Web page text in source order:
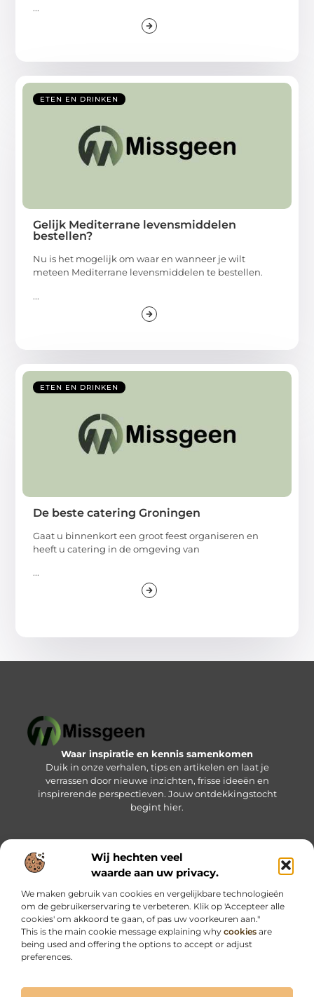
Wij hechten veel
waarde aan uw privacy.
We maken gebruik van cookies en vergelijkbare technologieën
om de gebruikerservaring te verbeteren. Klik op 'Accepteer alle
cookies' om akkoord te gaan, of pas uw voorkeuren aan."
This is the main cookie message explaining why cookies are
being used and offering the options to accept or adjust
preferences.
...
ETEN EN DRINKEN
Gelijk Mediterrane levensmiddelen
bestellen?
Nu is het mogelijk om waar en wanneer je wilt
meteen Mediterrane levensmiddelen te bestellen.
...
ETEN EN DRINKEN
De beste catering Groningen
Gaat u binnenkort een groot feest organiseren en
heeft u catering in de omgeving van
...
Waar inspiratie en kennis samenkomen
Duik in onze verhalen, tips en artikelen en laat je
verrassen door nieuwe inzichten, frisse ideeën en
inspirerende perspectieven. Jouw ontdekkingstocht
begint hier.
Bericht categorie
Onze informatie